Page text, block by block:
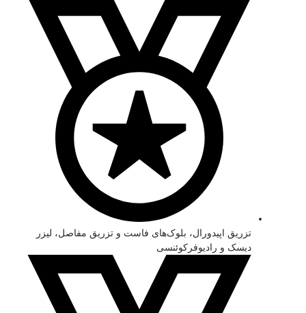
تزریق اپیدورال، بلوک‌های فاست و تزریق مفاصل، لیزر
دیسک و رادیوفرکوئنسی